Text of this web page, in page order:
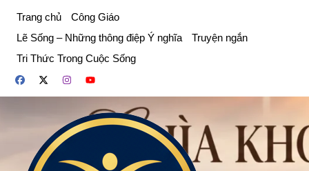
phần
dung
Trang chủ
Công Giáo
Lẽ Sống – Những thông điệp Ý nghĩa
Truyện ngắn
Tri Thức Trong Cuộc Sống